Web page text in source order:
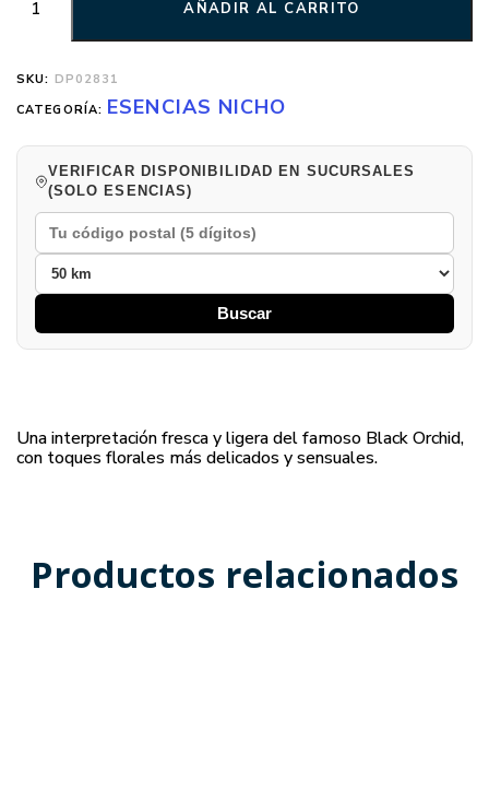
AÑADIR AL CARRITO
SKU: DP02831
CATEGORÍA: ESENCIAS NICHO
VERIFICAR DISPONIBILIDAD EN SUCURSALES
(SOLO ESENCIAS)
Buscar
Una interpretación fresca y ligera del famoso Black Orchid,
con toques florales más delicados y sensuales.
Productos relacionados